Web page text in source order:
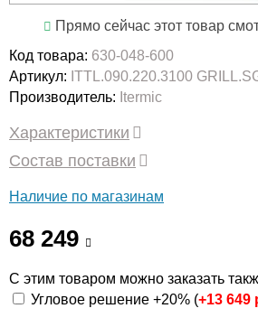
Прямо сейчас этот товар
Код товара: 630-048-600
Артикул: ITTL.090.220.3100
Производитель: Itermic
Характеристики
Состав поставки
Наличие по магазинам
68 249
С этим товаром можно заказать
Угловое решение +20% (+13 649